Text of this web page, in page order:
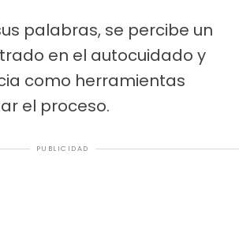
palabras, se percibe un
en el autocuidado y
como herramientas
el proceso.
PUBLICIDAD